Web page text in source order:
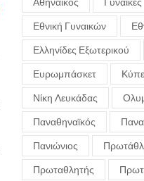
Αθηναικός Γυναίκες
Εθνική Γυναικών
Ελληνίδες Εξωτερικού
Ευρωμπάσκετ
Νίκη Λευκάδας
Παναθηναϊκός
Πανιώνιος
Πρωταθλητής